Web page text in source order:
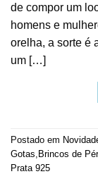
de compor um
homens e
orelha, a sorte é
um […]
Postado em
Gotas, Brincos de
Prata 925